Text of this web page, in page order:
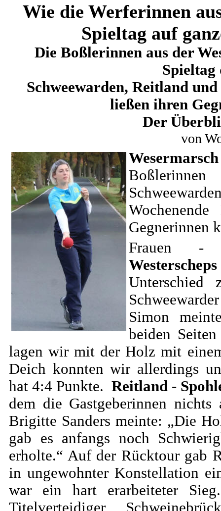
Wie die Werferinnen
Spieltag auf
Die Boßlerinnen aus der
Spieltag
Schweewarden, Reitland
ließen ihren
Der
von
Wesermarsch
Gegnerinnen
Frauen
Unterschied
Simon
beiden
lagen wir mit der Holz mit
Deich konnten wir allerdings
hat 4:4 Punkte. Reitland -
dem die Gastgeberinnen nichts
Brigitte Sanders meinte: „Die
gab es anfangs noch
erholte.“ Auf der Rücktour gab
in ungewohnter Konstellation
war ein hart erarbeiteter
Titelverteidiger